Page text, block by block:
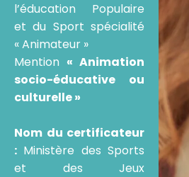
l’éducation Populaire
et du Sport spécialité
« Animateur »
Mention « Animation
socio-éducative ou
culturelle »
Nom du certificateur
: Ministère des Sports
et des Jeux